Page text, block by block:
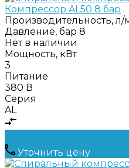
Компрессор AL50 8 бар
Производительность, л/
Давление, бар 8
Нет в наличии
Мощность, кВт
3
Питание
380 В
Серия
AL
Уточнить цену